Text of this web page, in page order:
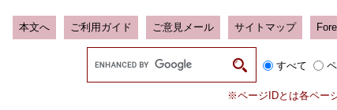
本文へ ご利用ガイド ご意見メール サイトマップ
すべて
※ページIDとは各ペー